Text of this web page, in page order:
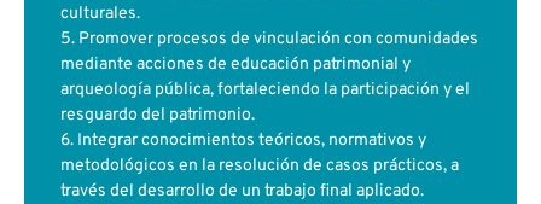
culturales.
5. Promover procesos de vinculación con comunidades
mediante acciones de educación patrimonial y
arqueología pública, fortaleciendo la participación y el
resguardo del patrimonio.
6. Integrar conocimientos teóricos, normativos y
metodológicos en la resolución de casos prácticos, a
través del desarrollo de un trabajo final aplicado.